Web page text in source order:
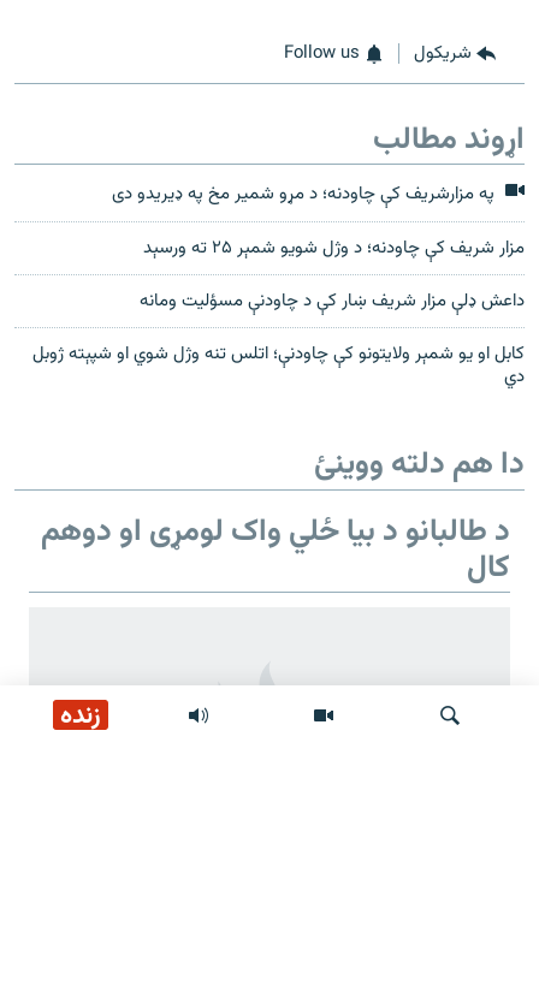
زنده
شريکول Follow us
اړوند مطالب
په مزارشریف کې چاودنه؛ د مړو شمیر مخ په ډیریدو دی
مزار شريف کې چاودنه؛ د وژل شويو شمېر ۲۵ ته ورسېد
داعش ډلې مزار شريف ښار کې د چاودنې مسؤليت ومانه
کابل او يو شمېر ولايتونو کې چاودنې؛ اتلس تنه وژل شوي او شپېته ژوبل
دي
دا هم دلته ووینئ
د طالبانو د بیا ځلي واک لومړی او دوهم
کال